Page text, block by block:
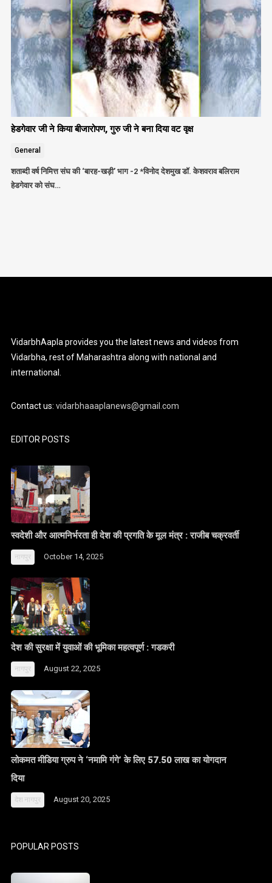
हेडगेवार जी ने किया बीजारोपण, गुरु जी ने बना दिया वट वृक्ष
General
शताब्दी वर्ष निमित्त संघ की ‘बारह-खड़ी’ भाग -2 *विनोद देशमुख डॉ. केशवराव बलिराम
हेडगेवार को संघ…
VidarbhAapla provides you the latest news and videos from
Vidarbha, rest of Maharashtra along with national and
international.
Contact us:vidarbhaaaplanews@gmail.com
EDITOR POSTS
स्वदेशी और आत्मनिर्भरता ही देश की प्रगति के मूल मंत्र : राजीब चक्रवर्ती
नागपुर October 14, 2025
देश की सुरक्षा में युवाओं की भूमिका महत्वपूर्ण : गडकरी
नागपुर August 22, 2025
लोकमत मीडिया ग्रुप ने ‘नमामि गंगे’ के लिए 57.50 लाख का योगदान
दिया
देश नागपुर August 20, 2025
POPULAR POSTS